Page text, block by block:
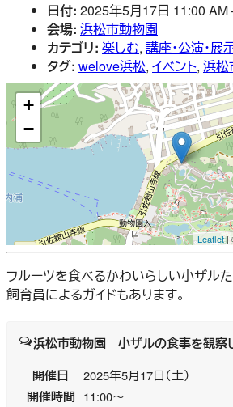
日付: 2025年5月17日 11:00 AM
会場: 浜松市動物園
カテゴリ: 楽しむ, 講座・公演・展
タグ: welove浜松, イベント, 浜松
+
−
Leaflet|
フルーツを食べるかわいらしい小ザル
飼育員によるガイドもあります。
浜松市動物園 小ザルの食事を観察
開催日
2025年5月17日（土）
開催時間 11:00～